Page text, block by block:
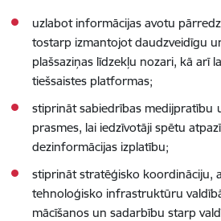
uzlabot informācijas avotu
tostarp izmantojot daudzveidīgu
plašsaziņas līdzekļu nozari, kā arī
tiešsaistes platformas;
stiprināt sabiedrības medijpratību
prasmes, lai iedzīvotāji spētu
dezinformācijas izplatību;
stiprināt stratēģisko koordināciju,
tehnoloģisko infrastruktūru
mācīšanos un sadarbību starp